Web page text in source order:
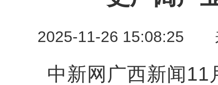
2025-11-26 15:08:25
中新网广西新闻11